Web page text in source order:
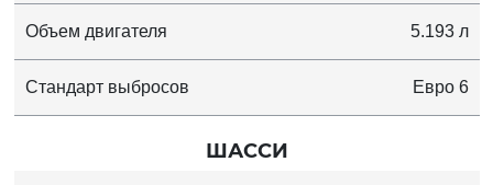
Объем двигателя 5.193 л
Стандарт выбросов Евро 6
ШАССИ